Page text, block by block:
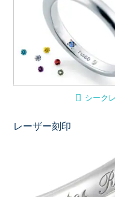
シーク
レーザー刻印